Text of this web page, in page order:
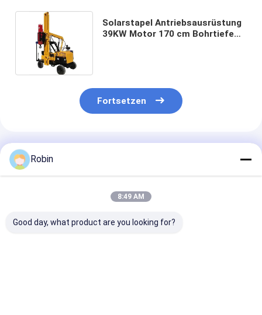
Solarstapel Antriebsausrüstung
39KW Motor 170 cm Bohrtiefe
Fortsetzen
Empfohlene Produkte
Robin
8:49 AM
Good day, what product are you looking for?